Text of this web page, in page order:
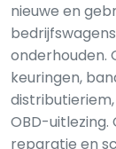
nieuwe en
onderhouden.
keuringen,
OBD-
reparatie en